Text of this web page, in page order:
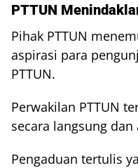
PTTUN
Pihak PTTUN
aspirasi para
PTTUN.
Perwakilan PTTUN
secara langsung
Pengaduan tertulis